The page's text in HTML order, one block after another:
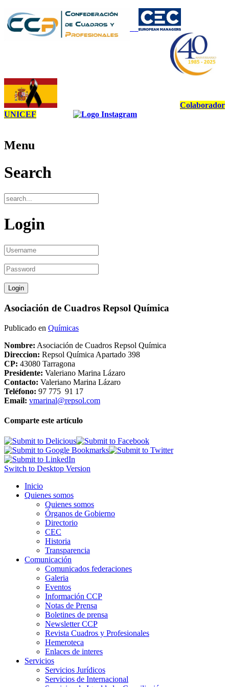
Colaborador
UNICEF
Menu
Search
Login
Asociación de Cuadros Repsol Química
Publicado en Químicas
Nombre: Asociación de Cuadros Repsol Química
Direccion: Repsol Química Apartado 398
CP: 43080 Tarragona
Presidente: Valeriano Marina Lázaro
Contacto: Valeriano Marina Lázaro
Teléfono: 97 775 91 17
Email: vmarinal@repsol.com
Comparte este artículo
Switch to Desktop Version
Inicio
Quienes somos
Quienes somos
Órganos de Gobierno
Directorio
CEC
Historia
Transparencia
Comunicación
Comunicados federaciones
Galeria
Eventos
Información CCP
Notas de Prensa
Boletines de prensa
Newsletter CCP
Revista Cuadros y Profesionales
Hemeroteca
Enlaces de interes
Servicios
Servicios Jurídicos
Servicios de Internacional